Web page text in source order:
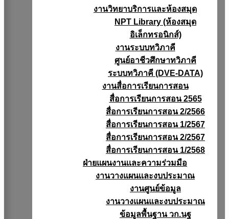
งานวิทยาบริการเเละห้องสมุด
NPT Library (ห้องสมุด
อิเล็กทรอนิกส์)
งานระบบทวิภาคี
ศูนย์อาชีวศึกษาทวิภาคี
ระบบทวิภาคี (DVE-DATA)
งานสื่อการเรียนการสอน
สื่อการเรียนการสอน 2565
สื่อการเรียนการสอน 2/2566
สื่อการเรียนการสอน 1/2567
สื่อการเรียนการสอน 2/2567
สื่อการเรียนการสอน 1/2568
ฝ่ายแผนงานเเละความร่วมมือ
งานวางแผนเเละงบประมาณ
งานศูนย์ข้อมูล
งานวางแผนและงบประมาณ
ข้อมูลพื้นฐาน วก.นฐ